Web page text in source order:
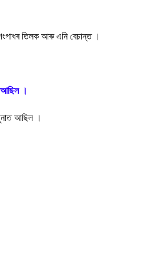
তিলক আৰু এনি বেচান্ত ।
আছিল ।
আছিল ।